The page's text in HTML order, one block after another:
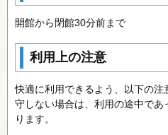
開館から閉館30分前まで
利用上の注意
快適に利用できるよう、以下の
守しない場合は、利用の途中で
ります。